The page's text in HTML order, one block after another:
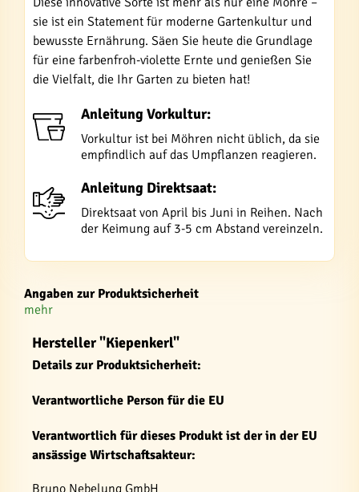
sie ist ein Statement für moderne Gartenkultur und
bewusste Ernährung. Säen Sie heute die Grundlage
für eine farbenfroh-violette Ernte und genießen Sie
die Vielfalt, die Ihr Garten zu bieten hat!
Anleitung Vorkultur:
Vorkultur ist bei Möhren nicht üblich, da sie
empfindlich auf das Umpflanzen reagieren.
Anleitung Direktsaat:
Direktsaat von April bis Juni in Reihen. Nach
der Keimung auf 3-5 cm Abstand vereinzeln.
Angaben zur Produktsicherheit
mehr
Hersteller "Kiepenkerl"
Details zur Produktsicherheit:
Verantwortliche Person für die EU
Verantwortlich für dieses Produkt ist der in der EU
ansässige Wirtschaftsakteur:
Bruno Nebelung GmbH